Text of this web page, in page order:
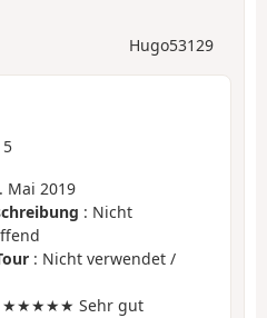
Hugo53129
5
Mai 2019
: Nicht
: Nicht verwendet /
★★★★★ Sehr gut